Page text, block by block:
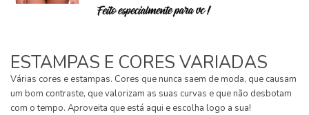
ESTAMPAS E CORES VARIADAS
Várias cores e estampas. Cores que nunca saem de moda, que causam
um bom contraste, que valorizam as suas curvas e que não desbotam
com o tempo. Aproveita que está aqui e escolha logo a sua!